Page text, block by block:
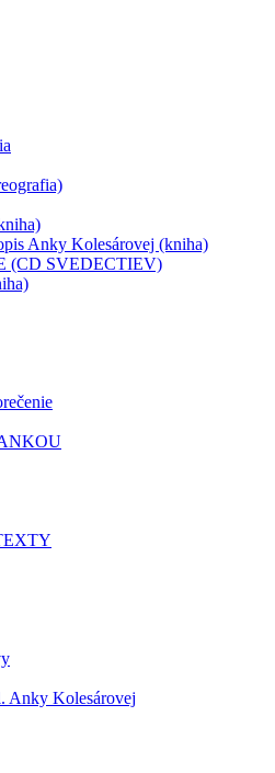
Anky Kolesárovej (kniha)
(CD SVEDECTIEV)
Anky Kolesárovej